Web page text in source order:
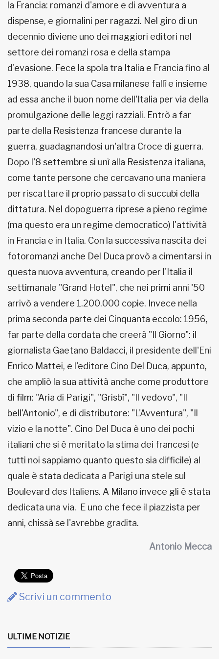
la Francia: romanzi d'amore e di avventura a
dispense, e giornalini per ragazzi. Nel giro di un
decennio diviene uno dei maggiori editori nel
settore dei romanzi rosa e della stampa
d'evasione. Fece la spola tra Italia e Francia fino al
1938, quando la sua Casa milanese fallì e insieme
ad essa anche il buon nome dell'Italia per via della
promulgazione delle leggi razziali. Entrò a far
parte della Resistenza francese durante la
guerra, guadagnandosi un'altra Croce di guerra.
Dopo l'8 settembre si unì alla Resistenza italiana,
come tante persone che cercavano una maniera
per riscattare il proprio passato di succubi della
dittatura. Nel dopoguerra riprese a pieno regime
(ma questo era un regime democratico) l'attività
in Francia e in Italia. Con la successiva nascita dei
fotoromanzi anche Del Duca provò a cimentarsi in
questa nuova avventura, creando per l'Italia il
settimanale "Grand Hotel", che nei primi anni '50
arrivò a vendere 1.200.000 copie. Invece nella
prima seconda parte dei Cinquanta eccolo: 1956,
far parte della cordata che creerà "Il Giorno": il
giornalista Gaetano Baldacci, il presidente dell'Eni
Enrico Mattei, e l'editore Cino Del Duca, appunto,
che ampliò la sua attività anche come produttore
di film: "Aria di Parigi", "Grisbì", "Il vedovo", "Il
bell'Antonio", e di distributore: "L'Avventura", "Il
vizio e la notte". Cino Del Duca è uno dei pochi
italiani che si è meritato la stima dei francesi (e
tutti noi sappiamo quanto questo sia difficile) al
quale è stata dedicata a Parigi una stele sul
Boulevard des Italiens. A Milano invece gli è stata
dedicata una via. E uno che fece il piazzista per
anni, chissà se l'avrebbe gradita.
Antonio Mecca
Scrivi un commento
ULTIME NOTIZIE